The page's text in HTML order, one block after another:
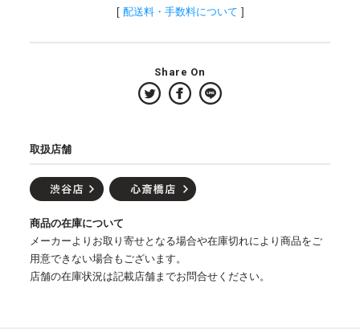
[ 配送料・手数料について ]
Share On
取扱店舗
商品の在庫について
メーカーよりお取り寄せとなる場合や在庫切れにより商品をご
用意できない場合もございます。
店舗の在庫状況は記載店舗までお問合せください。